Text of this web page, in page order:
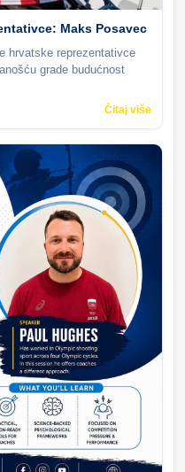
Maks Posavec
hrvatske reprezentativce
grade budućnost
Čitaj više